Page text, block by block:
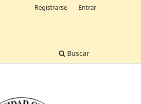
Buscar
Registrarse Entrar